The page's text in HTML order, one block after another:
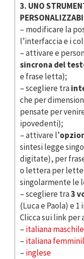
3. UNO
– modificare la
l’interfaccia e i
– attivare e
sincrona del
e frase letta);
– scegliere tra
che per
pensate per
ipovedenti);
– attivare l’
sintesi legge
digitate), per
o lettera per
singolarmente le
– scegliere tra3
(Luca e Paola) e
Clicca sui link per
– italiana maschile
– italiana
– inglese